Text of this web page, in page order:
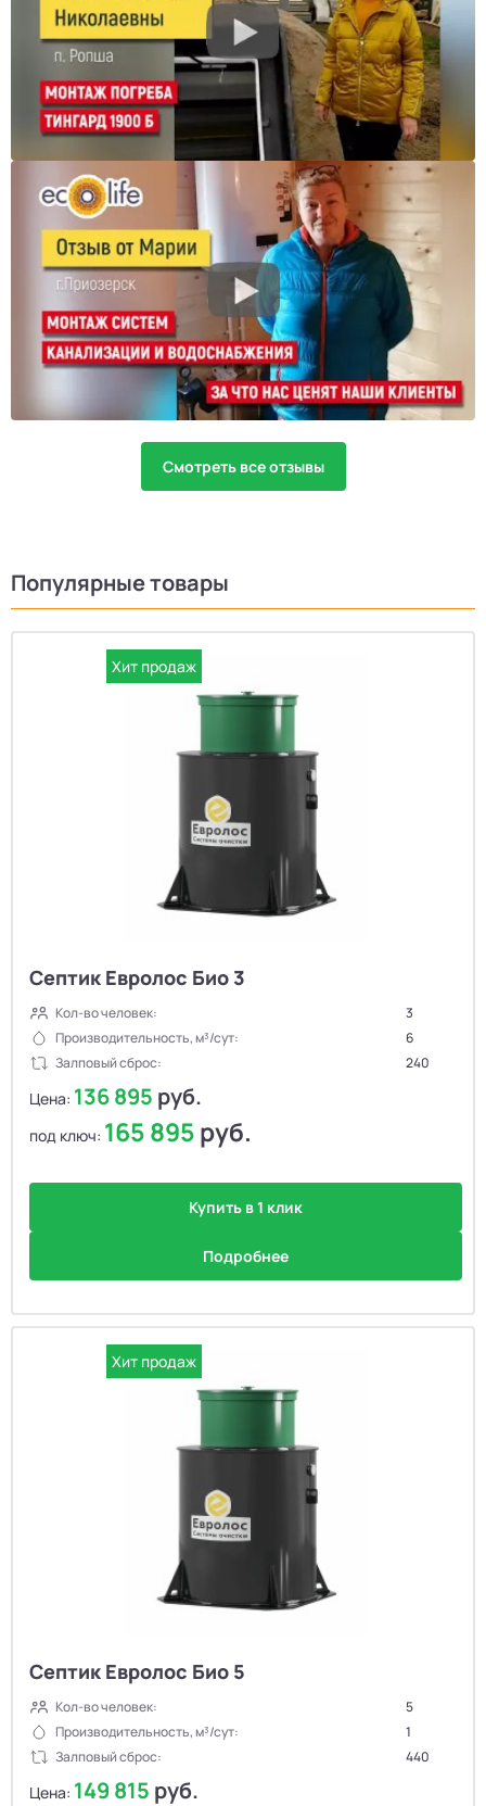
Смотреть все отзывы
Популярные товары
Хит продаж
Септик Евролос Био 3
Кол-во человек:
3
Производительность, м³/сут:
6
Залповый сброс:
240
Цена: 136 895 руб.
под ключ: 165 895руб.
Купить в 1 клик
Подробнее
Хит продаж
Септик Евролос Био 5
Кол-во человек:
5
Производительность, м³/сут:
1
Залповый сброс:
440
Цена: 149 815 руб.